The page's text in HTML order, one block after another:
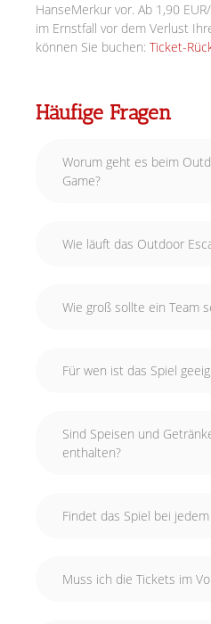
HanseMerkur vor. Ab 1,90
im Ernstfall vor dem Verlust
können Sie buchen: Ticket-
Häufige Fragen
Worum geht es beim
Game?
Wie läuft das Outdoor
Wie groß sollte ein Team
Für wen ist das Spiel
Sind Speisen und
enthalten?
Findet das Spiel bei
Muss ich die Tickets im